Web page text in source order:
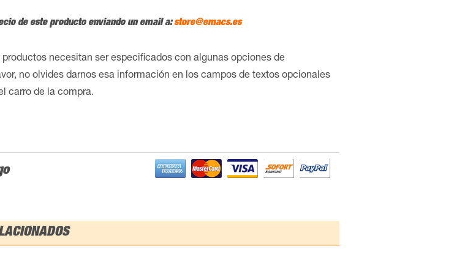
de este producto enviando un email a:store@emacs.es
productos necesitan ser especificados con algunas opciones de
no olvides darnos esa información en los campos de textos opcionales
carro de la compra.